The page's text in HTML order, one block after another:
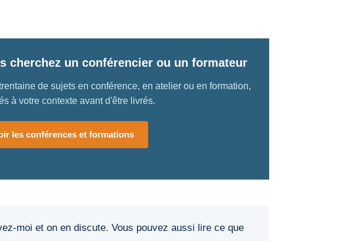
cherchez un conférencier ou un formateur
de sujets en conférence, en atelier ou en formation,
à votre contexte avant d'être livrés.
les conférences et formations
moi et on en discute. Vous pouvez aussi lire ce que